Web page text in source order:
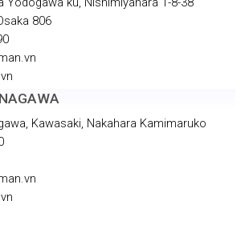
NHẬT BẢN
ku, Nishimiyahara 1-8-38
806
Kawasaki, Nakahara Kamimaruko